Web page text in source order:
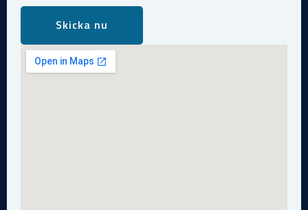
Skicka nu